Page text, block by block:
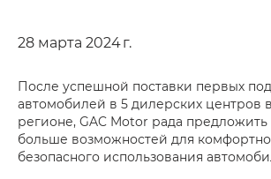
28 марта 2024 г.
После успешной поставки первых
автомобилей в 5 дилерских центров
регионе, GAC Motor рада
больше возможностей для
безопасного использования